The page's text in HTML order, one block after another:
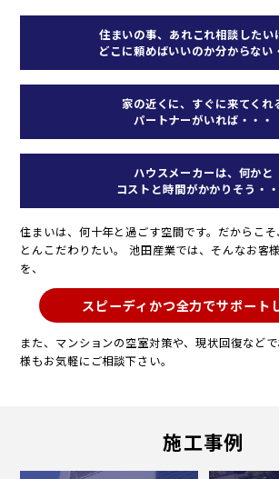
住まいの事、あれこれ相談したい
どこに頼めばいいのか分からない
家の近くに、すぐに来てくれ
パートナーがいれば・・・
ハウスメーカーは、何かと
コストと時間がかかりそう・・
住まいは、何十年と過ごす空間です。だからこ
とんこだわりたい。
池田産業では、そんなお客
を、
スピーディかつ全力でサポート
また、マンションの空室対策や、現状回復など
様もお気軽にご相談下さい。
施工事例